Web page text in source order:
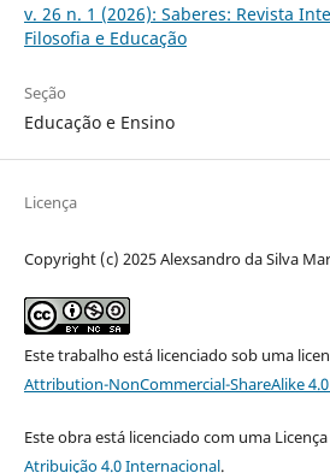
v. 26 n. 1 (2026): Saberes: Revista
Filosofia e Educação
Seção
Educação e Ensino
Licença
Copyright (c) 2025 Alexsandro da Silva
Este trabalho está licenciado sob uma
Attribution-NonCommercial-ShareAlike
Este obra está licenciado com uma Licença
Atribuição 4.0 Internacional.